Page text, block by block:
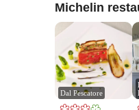
Michelin
Dal Pescatore